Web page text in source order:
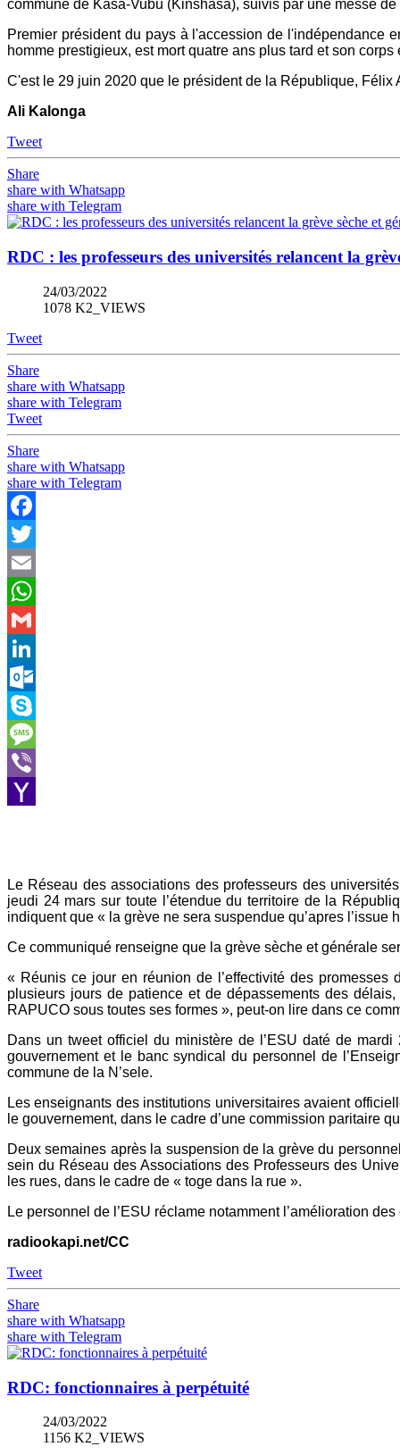
commune de Kasa-Vubu (Kinshasa), suivis par une messe
Premier président du pays à l'accession de l'indépendance
homme prestigieux, est mort quatre ans plus tard et son
C'est le 29 juin 2020 que le président de la République, Félix
Ali Kalonga
Tweet
Share
share with Whatsapp
share with Telegram
RDC : les professeurs des universités relancent la
24/03/2022
1078 K2_VIEWS
Tweet
Share
share with Whatsapp
share with Telegram
Tweet
Share
share with Whatsapp
share with Telegram
Facebook
Twitter
Email
WhatsApp
Gmail
LinkedIn
Outlook.com
Skype
Message
Viber
Le Réseau des associations des professeurs des
jeudi 24 mars sur toute l’étendue du territoire de la
indiquent que « la grève ne sera suspendue qu’apres
Ce communiqué renseigne que la grève sèche et générale
« Réunis ce jour en réunion de l’effectivité des promesses
plusieurs jours de patience et de dépassements des
RAPUCO sous toutes ses formes », peut-on lire dans ce
Dans un tweet officiel du ministère de l’ESU daté de
gouvernement et le banc syndical du personnel de
commune de la N’sele.
Les enseignants des institutions universitaires avaient
le gouvernement, dans le cadre d’une commission paritaire
Deux semaines après la suspension de la grève du
sein du Réseau des Associations des Professeurs des
les rues, dans le cadre de « toge dans la rue ».
Le personnel de l’ESU réclame notamment l’amélioration
radiookapi.net/CC
Tweet
Share
share with Whatsapp
share with Telegram
RDC: fonctionnaires à perpétuité
24/03/2022
1156 K2_VIEWS